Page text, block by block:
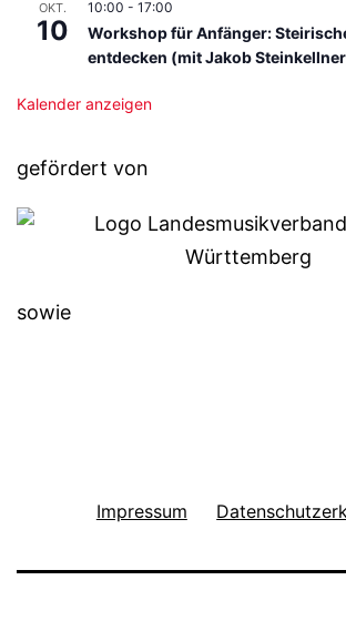
OKT.
10
10:00 - 17:00
Workshop für Anfänger:
entdecken (mit Jakob
Kalender anzeigen
gefördert von
sowie
Impressum